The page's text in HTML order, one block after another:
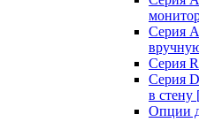
Серия
Серия
Серия
в стену
Опции